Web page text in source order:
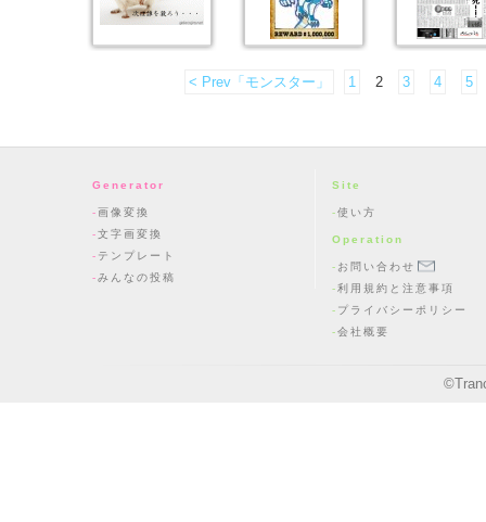
< Prev「モンスター」 1 2 3 4 5
Generator
画像変換
文字画変換
テンプレート
みんなの投稿
Site
使い方
Operation
お問い合わせ
利用規約と注意事項
プライバシーポリシー
会社概要
©